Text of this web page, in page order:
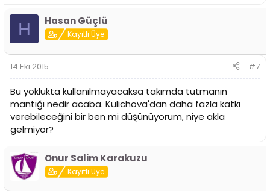
H Hasan Güçlü
Kayıtlı Üye
14 Eki 2015 #7
Bu yoklukta kullanılmayacaksa takımda tutmanın
mantığı nedir acaba. Kulichova'dan daha fazla katkı
verebileceğini bir ben mi düşünüyorum, niye akla
gelmiyor?
Onur Salim Karakuzu
Kayıtlı Üye